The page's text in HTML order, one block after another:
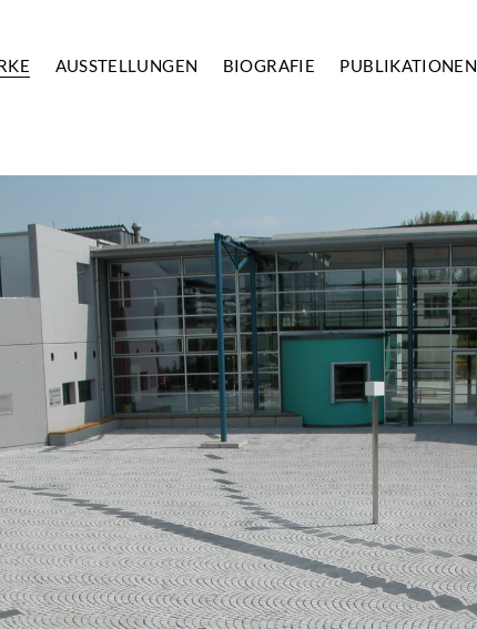
AUSSTELLUNGEN BIOGRAFIE PUBLIKATIONEN